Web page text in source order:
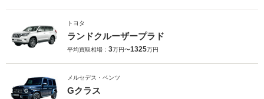
トヨタ
ランドクルーザープラド
平均買取相場： 3万円〜1325万円
メルセデス・ベンツ
Gクラス